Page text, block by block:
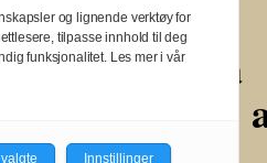
aa a a
og lignende verktøy for
tilpasse innhold til deg
funksjonalitet. Les mer i vår
Innstillinger